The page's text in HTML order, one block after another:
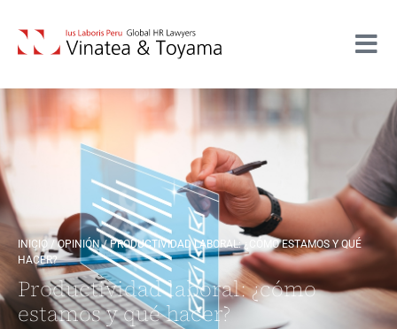
INICIO /OPINIÓN/PRODUCTIVIDAD LABORAL: ¿CÓMO ESTAMOS Y QUÉ
HACER?
Productividad laboral: ¿cómo
estamos y qué hacer?